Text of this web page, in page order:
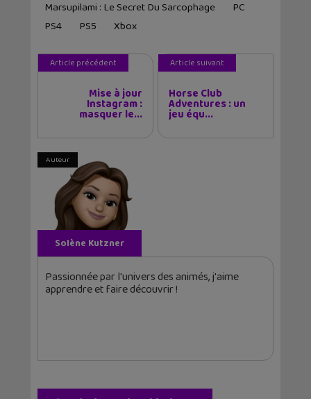
Marsupilami : Le Secret Du Sarcophage
PC
PS4
PS5 Xbox
Article précédent
Mise à jour
Instagram :
masquer le...
Article suivant
Horse Club
Adventures : un
jeu équ...
Auteur
Solène Kutzner
Passionnée par l'univers des animés, j'aime
apprendre et faire découvrir !